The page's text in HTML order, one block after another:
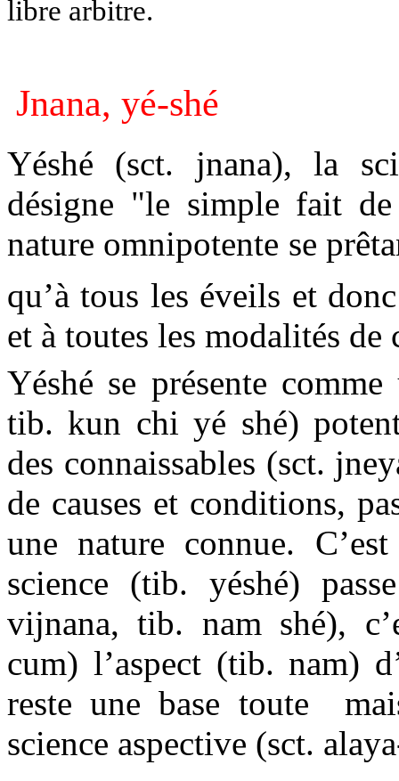
libre arbitre.
Jnana, yé-shé
Yéshé (sct. jnana), la
désigne "le simple fait
nature omnipotente se
qu’à tous les éveils et
et à toutes les modalités de
Yéshé se présente
tib. kun chi yé shé)
des connaissables (sct.
de causes et conditions,
une nature connue.
science (tib. yéshé)
vijnana, tib. nam shé),
cum) l’aspect (tib. nam)
reste une base toute
science aspective (sct.